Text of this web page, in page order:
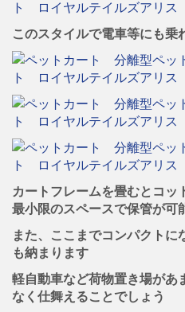
このスタイルで電車等にも乗
カートフレームを畳むとコッ
最小限のスペースで保管が可
また、ここまでコンパクト
も納まります
軽自動車など荷物置き場があ
なく仕舞えることでしょう